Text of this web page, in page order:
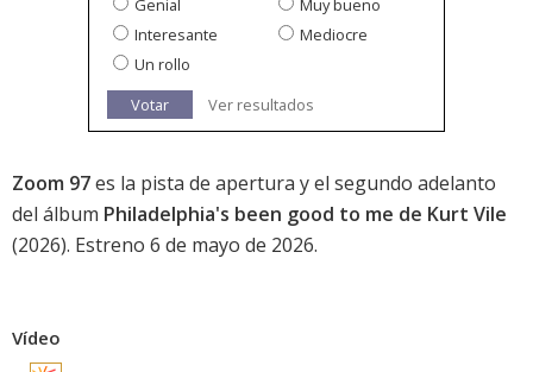
Genial
Muy bueno
Interesante
Mediocre
Un rollo
Votar
Ver resultados
Zoom 97es la pista de apertura y el segundo adelanto
del álbum Philadelphia's been good to me de Kurt Vile
(2026). Estreno 6 de mayo de 2026.
Vídeo